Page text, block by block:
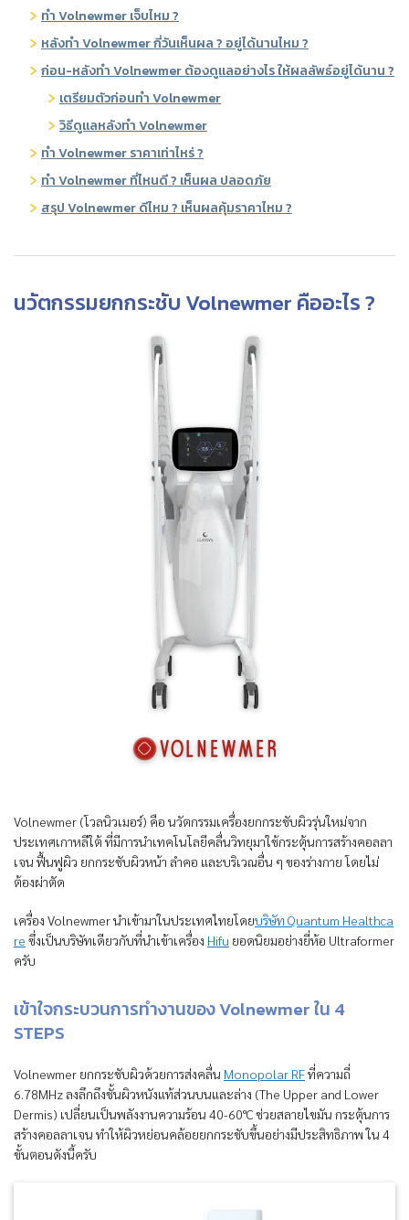
ทำ Volnewmer เจ็บไหม ?
หลังทำ Volnewmer กี่วันเห็นผล ? อยู่ได้นานไหม ?
ก่อน-หลังทำ Volnewmer ต้องดูแลอย่างไร ให้ผลลัพธ์อยู่ได้นาน ?
เตรียมตัวก่อนทำ Volnewmer
วิธีดูแลหลังทำ Volnewmer
ทำ Volnewmer ราคาเท่าไหร่ ?
ทำ Volnewmer ที่ไหนดี ? เห็นผล ปลอดภัย
สรุป Volnewmer ดีไหม ? เห็นผลคุ้มราคาไหม ?
นวัตกรรมยกกระชับ Volnewmer คืออะไร ?
Volnewmer (โวลนิวเมอร์) คือ นวัตกรรมเครื่องยกกระชับผิวรุ่นใหม่จาก
ประเทศเกาหลีใต้ ที่มีการนำเทคโนโลยีคลื่นวิทยุมาใช้กระตุ้นการสร้างคอลลา
เจน ฟื้นฟูผิว ยกกระชับผิวหน้า ลำคอ และบริเวณอื่น ๆ ของร่างกาย โดยไม่
ต้องผ่าตัด
เครื่อง Volnewmer นำเข้ามาในประเทศไทยโดยบริษัท Quantum Healthca
re ซึ่งเป็นบริษัทเดียวกับที่นำเข้าเครื่อง Hifu ยอดนิยมอย่างยี่ห้อ Ultraformer
ครับ
เข้าใจกระบวนการทำงานของ Volnewmer ใน 4
STEPS
Volnewmer ยกกระชับผิวด้วยการส่งคลื่น Monopolar RFที่ความถี่
6.78MHz ลงลึกถึงชั้นผิวหนังแท้ส่วนบนและล่าง (The Upper and Lower
Dermis) เปลี่ยนเป็นพลังงานความร้อน 40-60°C ช่วยสลายไขมัน กระตุ้นการ
สร้างคอลลาเจน ทำให้ผิวหย่อนคล้อยยกกระชับขึ้นอย่างมีประสิทธิภาพ ใน 4
ขั้นตอนดังนี้ครับ